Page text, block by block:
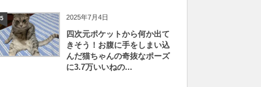
2025年7月4日
四次元ポケットから何か出て
きそう！お腹に手をしまい込
んだ猫ちゃんの奇抜なポーズ
に3.7万いいねの...